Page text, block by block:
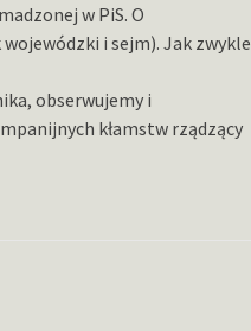
w PiS. O
i sejm). Jak zwykle
obserwujemy i
kłamstw rządzący